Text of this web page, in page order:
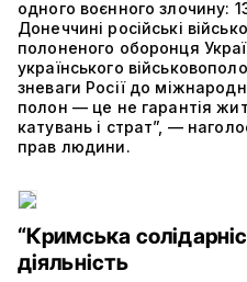
одного воєнного злочину:
Донеччині російські
полоненого оборонця
українського
зневаги Росії до
полон — це не гарантія
катувань і страт”, —
прав людини.
“Кримська
діяльність